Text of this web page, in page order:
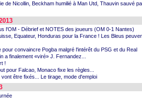
de Nicollin, Beckham humilié à Man Utd, Thauvin sauvé
l'OM - Débrief et NOTES des joueurs (OM 0-1 Nantes)
Equateur, Honduras pour la France ! Les Bleus
pour convaincre Pogba malgré l'intérêt du PSG et du Real
a finalement «viré» J. Fernandez...
!
pour Falcao, Monaco fixe les règles...
vont être fixés... Le tirage, mode d'emploi